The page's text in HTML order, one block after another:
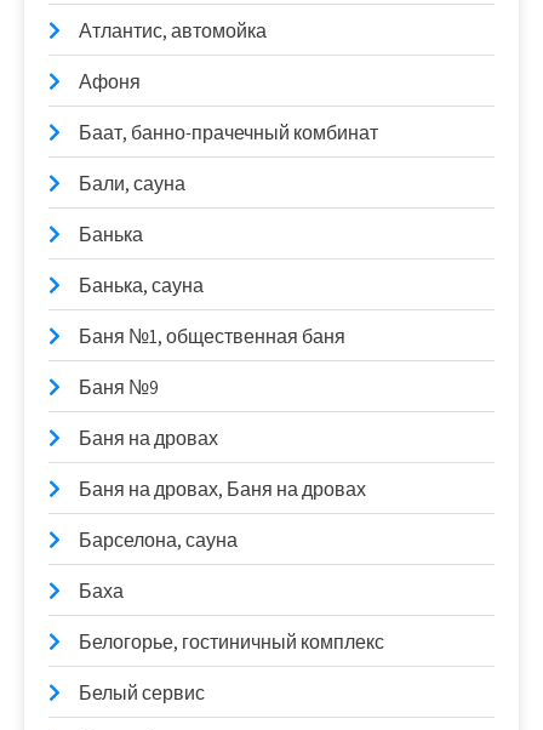
Атлантис, автомойка
Афоня
Баат, банно-прачечный комбинат
Бали, сауна
Банька
Банька, сауна
Баня №1, общественная баня
Баня №9
Баня на дровах
Баня на дровах, Баня на дровах
Барселона, сауна
Баха
Белогорье, гостиничный комплекс
Белый сервис